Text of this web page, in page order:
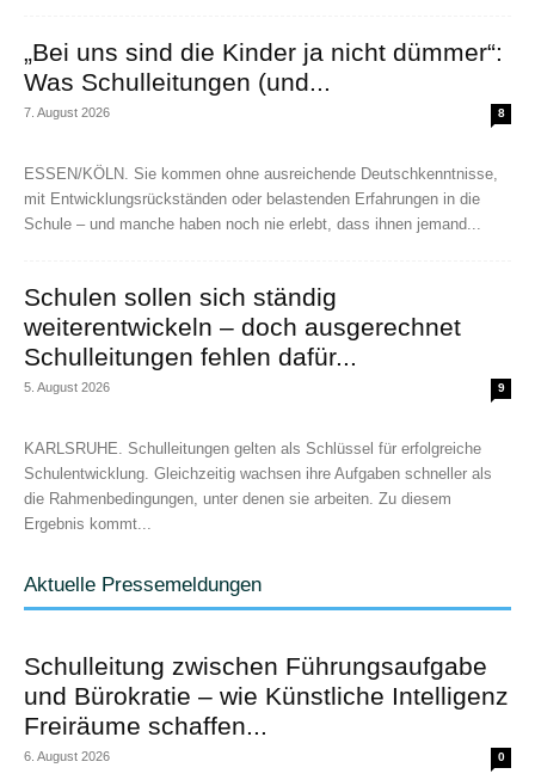
„Bei uns sind die Kinder ja nicht dümmer“:
Was Schulleitungen (und...
7. August 2026 8
ESSEN/KÖLN. Sie kommen ohne ausreichende Deutschkenntnisse,
mit Entwicklungsrückständen oder belastenden Erfahrungen in die
Schule – und manche haben noch nie erlebt, dass ihnen jemand...
Schulen sollen sich ständig
weiterentwickeln – doch ausgerechnet
Schulleitungen fehlen dafür...
5. August 2026 9
KARLSRUHE. Schulleitungen gelten als Schlüssel für erfolgreiche
Schulentwicklung. Gleichzeitig wachsen ihre Aufgaben schneller als
die Rahmenbedingungen, unter denen sie arbeiten. Zu diesem
Ergebnis kommt...
Aktuelle Pressemeldungen
Schulleitung zwischen Führungsaufgabe
und Bürokratie – wie Künstliche Intelligenz
Freiräume schaffen...
6. August 2026 0